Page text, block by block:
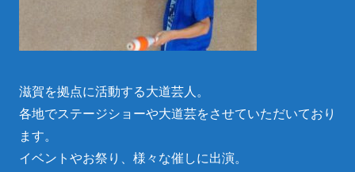
滋賀を拠点に活動する大道芸人。
各地でステージショーや大道芸をさせていただいており
ます。
イベントやお祭り、様々な催しに出演。